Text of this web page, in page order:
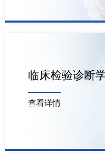
临床检验诊断
查看详情